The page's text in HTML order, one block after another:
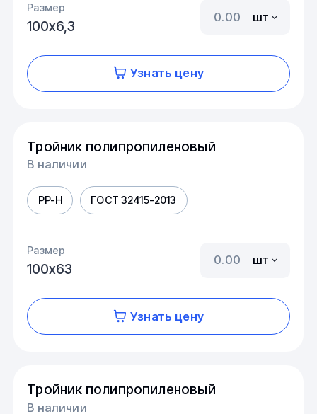
Размер
100х6,3
шт
Узнать цену
Тройник полипропиленовый
В наличии
PP-H ГОСТ 32415-2013
Размер
100х63
шт
Узнать цену
Тройник полипропиленовый
В наличии